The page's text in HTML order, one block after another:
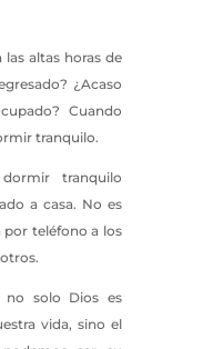
altas horas de
¿Acaso
Cuando
tranquilo.
tranquilo
a casa. No es
por teléfono a los
no solo Dios es
vida, sino el